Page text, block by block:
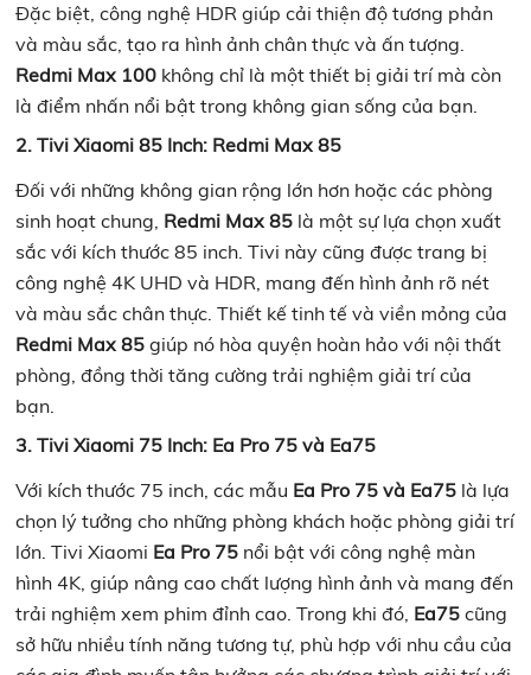
Đặc biệt, công nghệ HDR giúp cải thiện độ tương phản
và màu sắc, tạo ra hình ảnh chân thực và ấn tượng.
Redmi Max 100 không chỉ là một thiết bị giải trí mà còn
là điểm nhấn nổi bật trong không gian sống của bạn.
2. Tivi Xiaomi 85 Inch: Redmi Max 85
Đối với những không gian rộng lớn hơn hoặc các phòng
sinh hoạt chung, Redmi Max 85 là một sự lựa chọn xuất
sắc với kích thước 85 inch. Tivi này cũng được trang bị
công nghệ 4K UHD và HDR, mang đến hình ảnh rõ nét
và màu sắc chân thực. Thiết kế tinh tế và viền mỏng của
Redmi Max 85giúp nó hòa quyện hoàn hảo với nội thất
phòng, đồng thời tăng cường trải nghiệm giải trí của
bạn.
3. Tivi Xiaomi 75 Inch: Ea Pro 75 và Ea75
Với kích thước 75 inch, các mẫu Ea Pro 75 và Ea75 là lựa
chọn lý tưởng cho những phòng khách hoặc phòng giải trí
lớn. Tivi Xiaomi Ea Pro 75 nổi bật với công nghệ màn
hình 4K, giúp nâng cao chất lượng hình ảnh và mang đến
trải nghiệm xem phim đỉnh cao. Trong khi đó, Ea75 cũng
sở hữu nhiều tính năng tương tự, phù hợp với nhu cầu của